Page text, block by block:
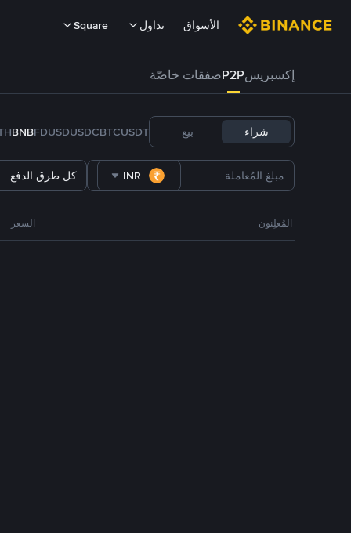
الأسواق تداول Square
إكسبريسP2Pصفقات خاصّة
شراء بيع USDT
BTC
USDC
FDUSD
BNB
INR كل طرق الدفع
المُعلِنون السعر